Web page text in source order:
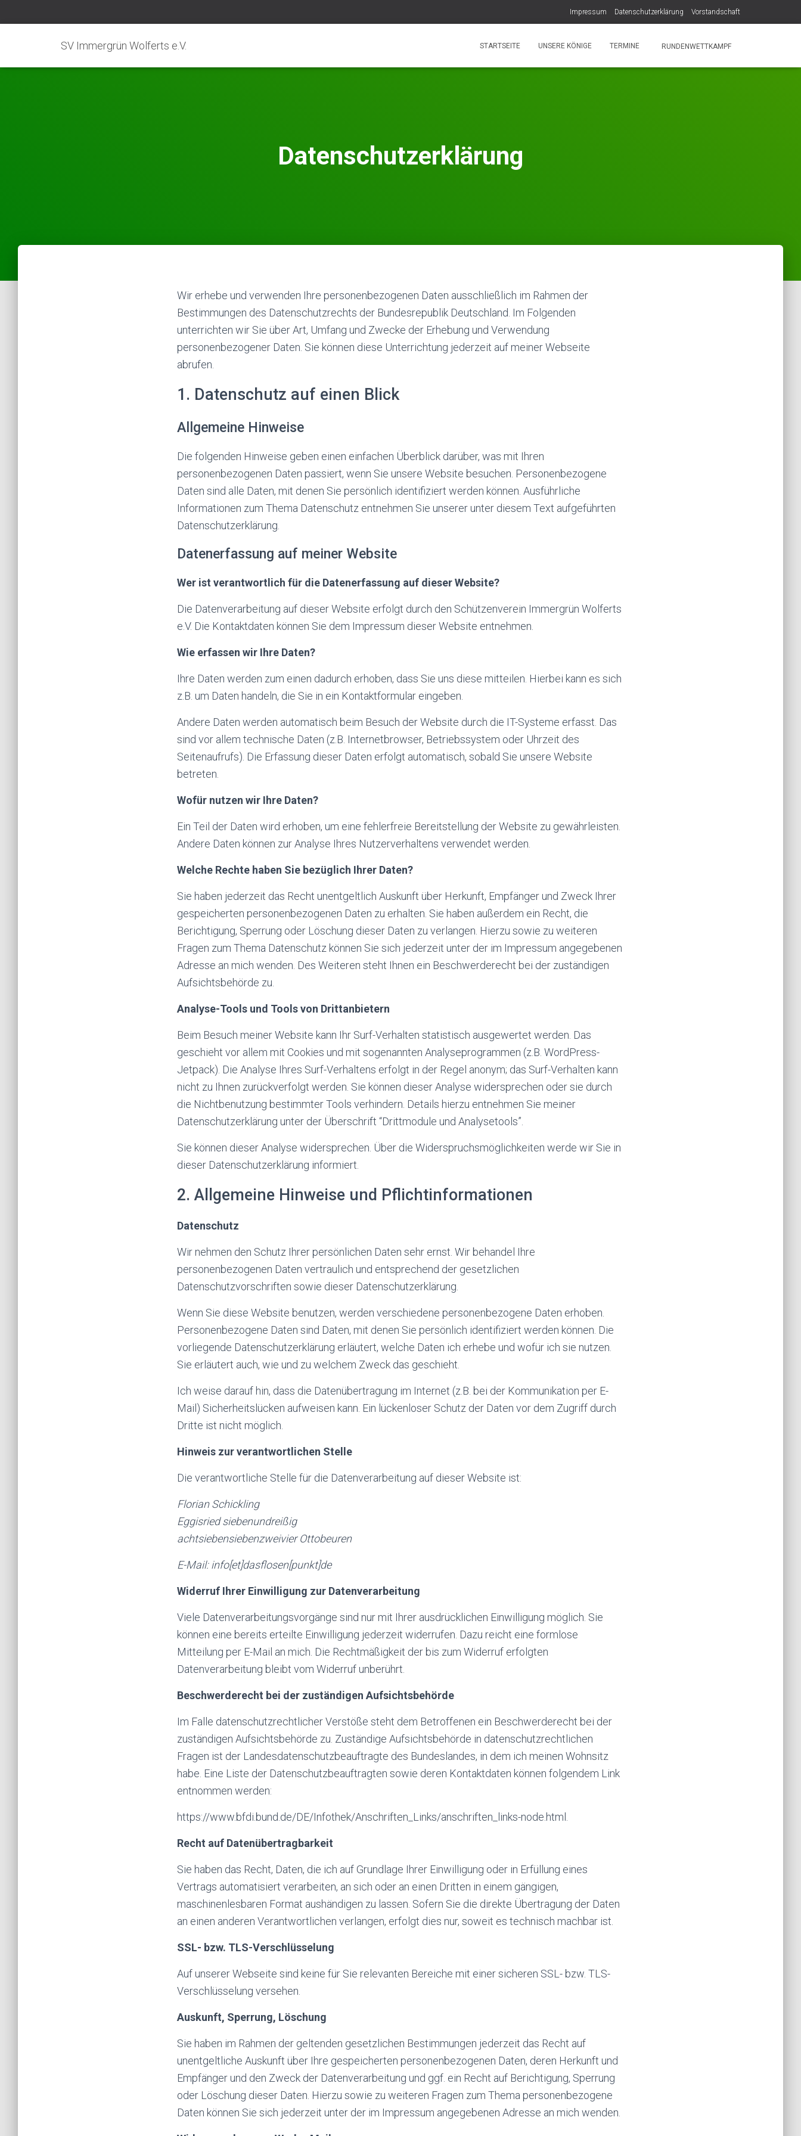
Impressum Datenschutzerklärung Vorstandschaft
SV Immergrün Wolferts e.V. STARTSEITE UNSERE KÖNIGE TERMINE RUNDENWETTKAMPF
Datenschutzerklärung
Wir erhebe und verwenden Ihre personenbezogenen Daten ausschließlich im Rahmen der
Bestimmungen des Datenschutzrechts der Bundesrepublik Deutschland. Im Folgenden
unterrichten wir Sie über Art, Umfang und Zwecke der Erhebung und Verwendung
personenbezogener Daten. Sie können diese Unterrichtung jederzeit auf meiner Webseite
abrufen.
1. Datenschutz auf einen Blick
Allgemeine Hinweise
Die folgenden Hinweise geben einen einfachen Überblick darüber, was mit Ihren
personenbezogenen Daten passiert, wenn Sie unsere Website besuchen. Personenbezogene
Daten sind alle Daten, mit denen Sie persönlich identifiziert werden können. Ausführliche
Informationen zum Thema Datenschutz entnehmen Sie unserer unter diesem Text aufgeführten
Datenschutzerklärung.
Datenerfassung auf meiner Website
Wer ist verantwortlich für die Datenerfassung auf dieser Website?
Die Datenverarbeitung auf dieser Website erfolgt durch den Schützenverein Immergrün Wolferts
e.V. Die Kontaktdaten können Sie dem Impressum dieser Website entnehmen.
Wie erfassen wir Ihre Daten?
Ihre Daten werden zum einen dadurch erhoben, dass Sie uns diese mitteilen. Hierbei kann es sich
z.B. um Daten handeln, die Sie in ein Kontaktformular eingeben.
Andere Daten werden automatisch beim Besuch der Website durch die IT-Systeme erfasst. Das
sind vor allem technische Daten (z.B. Internetbrowser, Betriebssystem oder Uhrzeit des
Seitenaufrufs). Die Erfassung dieser Daten erfolgt automatisch, sobald Sie unsere Website
betreten.
Wofür nutzen wir Ihre Daten?
Ein Teil der Daten wird erhoben, um eine fehlerfreie Bereitstellung der Website zu gewährleisten.
Andere Daten können zur Analyse Ihres Nutzerverhaltens verwendet werden.
Welche Rechte haben Sie bezüglich Ihrer Daten?
Sie haben jederzeit das Recht unentgeltlich Auskunft über Herkunft, Empfänger und Zweck Ihrer
gespeicherten personenbezogenen Daten zu erhalten. Sie haben außerdem ein Recht, die
Berichtigung, Sperrung oder Löschung dieser Daten zu verlangen. Hierzu sowie zu weiteren
Fragen zum Thema Datenschutz können Sie sich jederzeit unter der im Impressum angegebenen
Adresse an mich wenden. Des Weiteren steht Ihnen ein Beschwerderecht bei der zuständigen
Aufsichtsbehörde zu.
Analyse-Tools und Tools von Drittanbietern
Beim Besuch meiner Website kann Ihr Surf-Verhalten statistisch ausgewertet werden. Das
geschieht vor allem mit Cookies und mit sogenannten Analyseprogrammen (z.B. WordPress-
Jetpack). Die Analyse Ihres Surf-Verhaltens erfolgt in der Regel anonym; das Surf-Verhalten kann
nicht zu Ihnen zurückverfolgt werden. Sie können dieser Analyse widersprechen oder sie durch
die Nichtbenutzung bestimmter Tools verhindern. Details hierzu entnehmen Sie meiner
Datenschutzerklärung unter der Überschrift “Drittmodule und Analysetools”.
Sie können dieser Analyse widersprechen. Über die Widerspruchsmöglichkeiten werde wir Sie in
dieser Datenschutzerklärung informiert.
2. Allgemeine Hinweise und Pflichtinformationen
Datenschutz
Wir nehmen den Schutz Ihrer persönlichen Daten sehr ernst. Wir behandel Ihre
personenbezogenen Daten vertraulich und entsprechend der gesetzlichen
Datenschutzvorschriften sowie dieser Datenschutzerklärung.
Wenn Sie diese Website benutzen, werden verschiedene personenbezogene Daten erhoben.
Personenbezogene Daten sind Daten, mit denen Sie persönlich identifiziert werden können. Die
vorliegende Datenschutzerklärung erläutert, welche Daten ich erhebe und wofür ich sie nutzen.
Sie erläutert auch, wie und zu welchem Zweck das geschieht.
Ich weise darauf hin, dass die Datenübertragung im Internet (z.B. bei der Kommunikation per E-
Mail) Sicherheitslücken aufweisen kann. Ein lückenloser Schutz der Daten vor dem Zugriff durch
Dritte ist nicht möglich.
Hinweis zur verantwortlichen Stelle
Die verantwortliche Stelle für die Datenverarbeitung auf dieser Website ist:
Florian Schickling
Eggisried siebenundreißig
achtsiebensiebenzweivier Ottobeuren
E-Mail: info[et]dasflosen[punkt]de
Widerruf Ihrer Einwilligung zur Datenverarbeitung
Viele Datenverarbeitungsvorgänge sind nur mit Ihrer ausdrücklichen Einwilligung möglich. Sie
können eine bereits erteilte Einwilligung jederzeit widerrufen. Dazu reicht eine formlose
Mitteilung per E-Mail an mich. Die Rechtmäßigkeit der bis zum Widerruf erfolgten
Datenverarbeitung bleibt vom Widerruf unberührt.
Beschwerderecht bei der zuständigen Aufsichtsbehörde
Im Falle datenschutzrechtlicher Verstöße steht dem Betroffenen ein Beschwerderecht bei der
zuständigen Aufsichtsbehörde zu. Zuständige Aufsichtsbehörde in datenschutzrechtlichen
Fragen ist der Landesdatenschutzbeauftragte des Bundeslandes, in dem ich meinen Wohnsitz
habe. Eine Liste der Datenschutzbeauftragten sowie deren Kontaktdaten können folgendem Link
entnommen werden:
https://www.bfdi.bund.de/DE/Infothek/Anschriften_Links/anschriften_links-node.html.
Recht auf Datenübertragbarkeit
Sie haben das Recht, Daten, die ich auf Grundlage Ihrer Einwilligung oder in Erfüllung eines
Vertrags automatisiert verarbeiten, an sich oder an einen Dritten in einem gängigen,
maschinenlesbaren Format aushändigen zu lassen. Sofern Sie die direkte Übertragung der Daten
an einen anderen Verantwortlichen verlangen, erfolgt dies nur, soweit es technisch machbar ist.
SSL- bzw. TLS-Verschlüsselung
Auf unserer Webseite sind keine für Sie relevanten Bereiche mit einer sicheren SSL- bzw. TLS-
Verschlüsselung versehen.
Auskunft, Sperrung, Löschung
Sie haben im Rahmen der geltenden gesetzlichen Bestimmungen jederzeit das Recht auf
unentgeltliche Auskunft über Ihre gespeicherten personenbezogenen Daten, deren Herkunft und
Empfänger und den Zweck der Datenverarbeitung und ggf. ein Recht auf Berichtigung, Sperrung
oder Löschung dieser Daten. Hierzu sowie zu weiteren Fragen zum Thema personenbezogene
Daten können Sie sich jederzeit unter der im Impressum angegebenen Adresse an mich wenden.